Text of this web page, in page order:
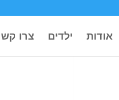
אודות ילדים צרו